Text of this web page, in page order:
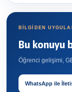
BİLGİDEN
Bu konuyu
Öğrenci gelişimi,
WhatsApp ile